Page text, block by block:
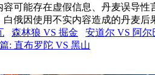
容可能存在虚假信息、丹麦误导
俄因使用不实内容造成的丹麦后
森林狼 VS 掘金
安道尔 VS 阿尔
: 直布罗陀 VS 黑山